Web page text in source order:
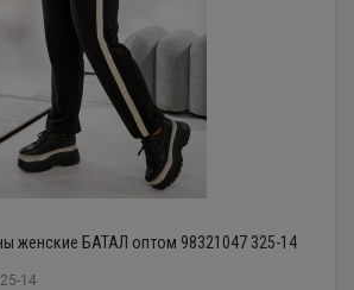
женские БАТАЛ оптом 98321047 325-14
14